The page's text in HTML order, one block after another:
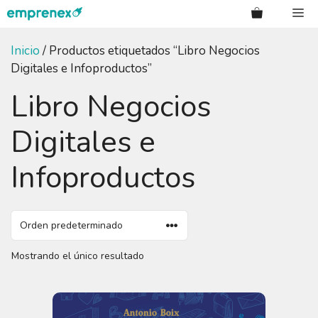
Saltar
contenido
Inicio/ Productos etiquetados “Libro Negocios
Digitales e Infoproductos”
Libro Negocios
Digitales e
Infoproductos
Mostrando el único resultado